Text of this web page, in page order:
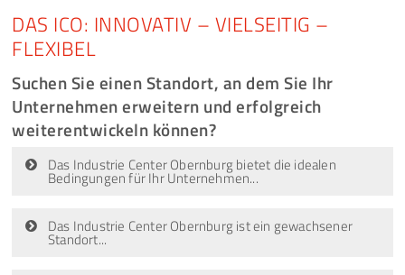
DAS ICO: INNOVATIV – VIELSEITIG –
FLEXIBEL
Suchen Sie einen Standort, an dem Sie Ihr
Unternehmen erweitern und erfolgreich
weiterentwickeln können?
Das Industrie Center Obernburg bietet die idealen
Bedingungen für Ihr Unternehmen...
Das Industrie Center Obernburg ist ein gewachsener
Standort...